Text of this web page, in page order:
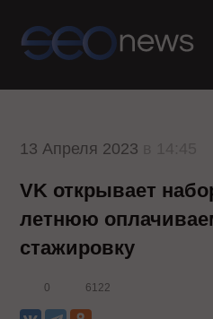
13 Апреля 2023
VK открывает
летнюю
стажировку
0 6122